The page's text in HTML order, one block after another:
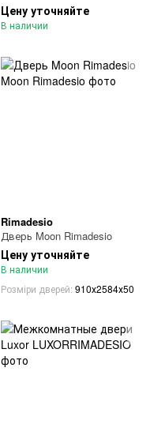
Цену уточняйте
В наличии
Rimadesio
Дверь Moon Rimadesio
Цену уточняйте
В наличии
Розміри дверей 910х2584х50